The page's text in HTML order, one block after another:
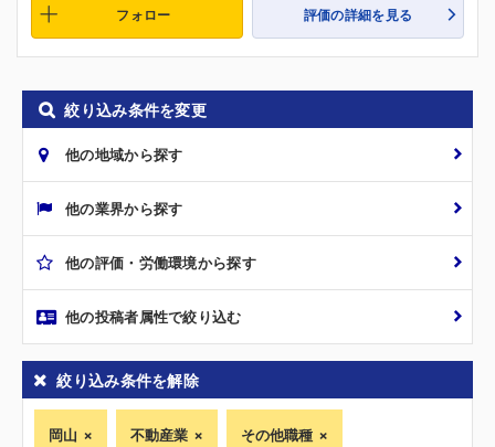
フォロー 評価の詳細を見る
絞り込み条件を変更
他の地域から探す
他の業界から探す
他の評価・労働環境から探す
他の投稿者属性で絞り込む
絞り込み条件を解除
岡山 不動産業 その他職種